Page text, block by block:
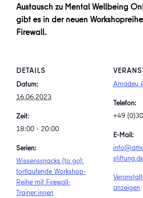
Austausch zu Mental Wellbeing
gibt es in der neuen
Firewall.
DETAILS
Datum:
16.06.2023
Zeit:
18:00 - 20:00
Serien:
Wissenssnacks (to go):
fortlaufende Workshop-
Reihe mit Firewall-
Trainer:innen
Amadeu
Telefon:
+49
E-Mail:
anzeigen